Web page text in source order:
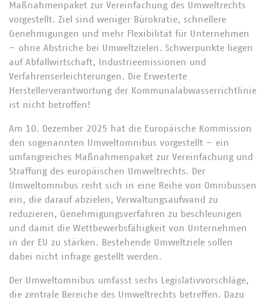
Maßnahmenpaket zur Vereinfachung des Umweltrechts
vorgestellt. Ziel sind weniger Bürokratie, schnellere
Genehmigungen und mehr Flexibilität für Unternehmen
– ohne Abstriche bei Umweltzielen. Schwerpunkte liegen
auf Abfallwirtschaft, Industrieemissionen und
Verfahrenserleichterungen. Die Erweiterte
Herstellerverantwortung der Kommunalabwasserrichtlinie
ist nicht betroffen!
Am 10. Dezember 2025 hat die Europäische Kommission
den sogenannten Umweltomnibus vorgestellt – ein
umfangreiches Maßnahmenpaket zur Vereinfachung und
Straffung des europäischen Umweltrechts. Der
Umweltomnibus reiht sich in eine Reihe von Omnibussen
ein, die darauf abzielen, Verwaltungsaufwand zu
reduzieren, Genehmigungsverfahren zu beschleunigen
und damit die Wettbewerbsfähigkeit von Unternehmen
in der EU zu stärken. Bestehende Umweltziele sollen
dabei nicht infrage gestellt werden.
Der Umweltomnibus umfasst sechs Legislativvorschläge,
die zentrale Bereiche des Umweltrechts betreffen. Dazu